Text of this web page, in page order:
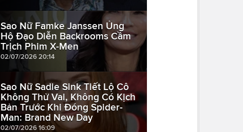
Sao Nữ Famke Janssen Ủng
Hộ Đạo Diễn Backrooms Cầm
Trịch Phim X-Men
02/07/2026 20:14
Sao Nữ Sadie Sink Tiết Lộ Cô
Không Thử Vai, Không Có Kịch
Bản Trước Khi Đóng Spider-
Man: Brand New Day
02/07/2026 16:09